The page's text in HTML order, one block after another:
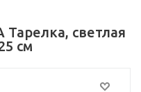
Тарелка, светлая
см